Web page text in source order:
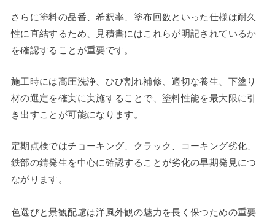
さらに塗料の品番、希釈率、塗布回数といった仕様は耐久
性に直結するため、見積書にはこれらが明記されているか
を確認することが重要です。
施工時には高圧洗浄、ひび割れ補修、適切な養生、下塗り
材の選定を確実に実施することで、塗料性能を最大限に引
き出すことが可能になります。
定期点検ではチョーキング、クラック、コーキング劣化、
鉄部の錆発生を中心に確認することが劣化の早期発見につ
ながります。
色選びと景観配慮は洋風外観の魅力を長く保つための重要